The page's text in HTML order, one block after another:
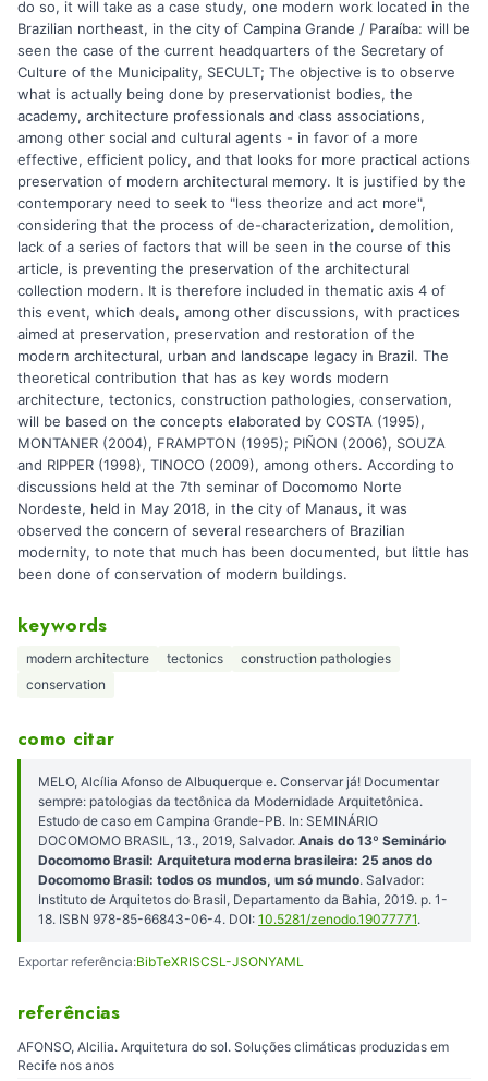
do so, it will take as a case study, one modern work located in the
Brazilian northeast, in the city of Campina Grande / Paraíba: will be
seen the case of the current headquarters of the Secretary of
Culture of the Municipality, SECULT; The objective is to observe
what is actually being done by preservationist bodies, the
academy, architecture professionals and class associations,
among other social and cultural agents - in favor of a more
effective, efficient policy, and that looks for more practical actions
preservation of modern architectural memory. It is justified by the
contemporary need to seek to "less theorize and act more",
considering that the process of de-characterization, demolition,
lack of a series of factors that will be seen in the course of this
article, is preventing the preservation of the architectural
collection modern. It is therefore included in thematic axis 4 of
this event, which deals, among other discussions, with practices
aimed at preservation, preservation and restoration of the
modern architectural, urban and landscape legacy in Brazil. The
theoretical contribution that has as key words modern
architecture, tectonics, construction pathologies, conservation,
will be based on the concepts elaborated by COSTA (1995),
MONTANER (2004), FRAMPTON (1995); PIÑON (2006), SOUZA
and RIPPER (1998), TINOCO (2009), among others. According to
discussions held at the 7th seminar of Docomomo Norte
Nordeste, held in May 2018, in the city of Manaus, it was
observed the concern of several researchers of Brazilian
modernity, to note that much has been documented, but little has
been done of conservation of modern buildings.
keywords
modern architecture tectonics
construction pathologies
conservation
como citar
MELO, Alcília Afonso de Albuquerque e. Conservar já! Documentar
sempre: patologias da tectônica da Modernidade Arquitetônica.
Estudo de caso em Campina Grande-PB. In: SEMINÁRIO
DOCOMOMO BRASIL, 13., 2019, Salvador. Anais do 13º Seminário
Docomomo Brasil: Arquitetura moderna brasileira: 25 anos do
Docomomo Brasil: todos os mundos, um só mundo. Salvador:
Instituto de Arquitetos do Brasil, Departamento da Bahia, 2019. p. 1-
18. ISBN 978-85-66843-06-4. DOI: 10.5281/zenodo.19077771.
Exportar referência:BibTeXRISCSL-JSONYAML
referências
AFONSO, Alcilia. Arquitetura do sol. Soluções climáticas produzidas em
Recife nos anos